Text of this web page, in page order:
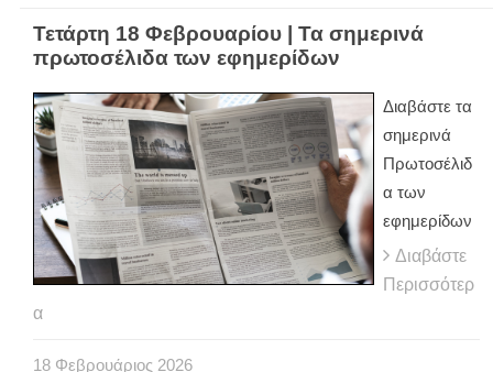
Τετάρτη 18 Φεβρουαρίου | Τα σημερινά
πρωτοσέλιδα των εφημερίδων
Διαβάστε τα
σημερινά
Πρωτοσέλιδ
α των
εφημερίδων
Διαβάστε
Περισσότερ
α
18 Φεβρουάριος 2026